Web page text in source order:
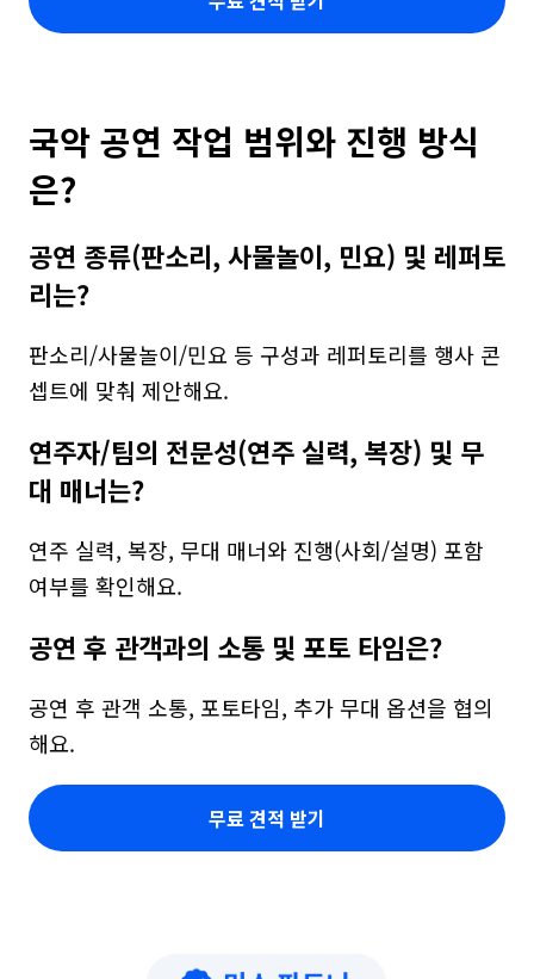
국악 공연 작업 범위와 진행 방식
은?
공연 종류(판소리, 사물놀이, 민요) 및 레퍼토
리는?
판소리/사물놀이/민요 등 구성과 레퍼토리를 행사 콘
셉트에 맞춰 제안해요.
연주자/팀의 전문성(연주 실력, 복장) 및 무
대 매너는?
연주 실력, 복장, 무대 매너와 진행(사회/설명) 포함
여부를 확인해요.
공연 후 관객과의 소통 및 포토 타임은?
공연 후 관객 소통, 포토타임, 추가 무대 옵션을 협의
해요.
무료 견적 받기